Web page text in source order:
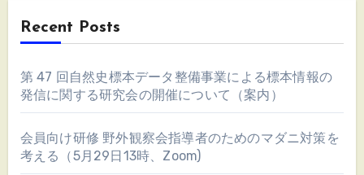
Recent Posts
第 47 回自然史標本データ整備事業による標本情報の
発信に関する研究会の開催について（案内）
会員向け研修 野外観察会指導者のためのマダニ対策を
考える（5月29日13時、Zoom)